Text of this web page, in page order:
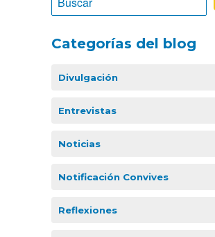
Categorías del blog
Divulgación
Entrevistas
Noticias
Notificación Convives
Reflexiones